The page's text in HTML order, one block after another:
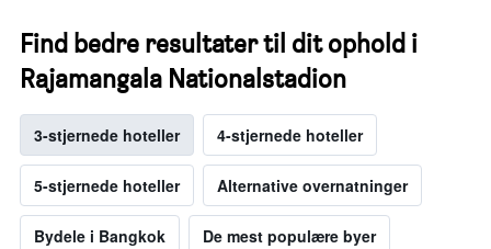
Find bedre resultater til dit ophold i
Rajamangala Nationalstadion
3-stjernede hoteller 4-stjernede hoteller
5-stjernede hoteller Alternative overnatninger
Bydele i Bangkok De mest populære byer